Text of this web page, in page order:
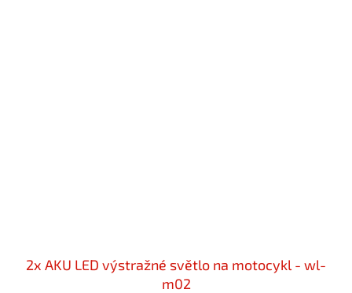
2x AKU LED výstražné světlo na motocykl - wl-
m02